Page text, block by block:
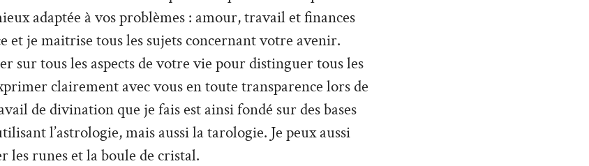
adaptée à vos problèmes : amour, travail et finances
et je maitrise tous les sujets concernant votre avenir.
sur tous les aspects de votre vie pour distinguer tous les
clairement avec vous en toute transparence lors de
de divination que je fais est ainsi fondé sur des bases
l’astrologie, mais aussi la tarologie. Je peux aussi
les runes et la boule de cristal.